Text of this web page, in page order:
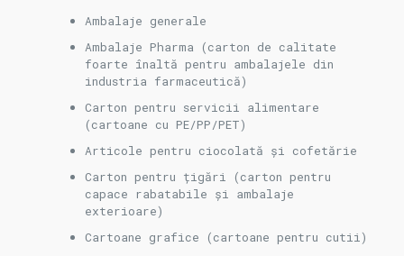
Ambalaje generale
Ambalaje Pharma (carton de calitate
foarte înaltă pentru ambalajele din
industria farmaceutică)
Carton pentru servicii alimentare
(cartoane cu PE/PP/PET)
Articole pentru ciocolată și cofetărie
Carton pentru țigări (carton pentru
capace rabatabile și ambalaje
exterioare)
Cartoane grafice (cartoane pentru cutii)